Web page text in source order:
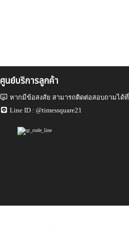
ศูนย์บริการลูกค้า
หากมีข้อสงสัย สามารถติดต่อสอบถามได้ที่
Line ID : @timessquare21